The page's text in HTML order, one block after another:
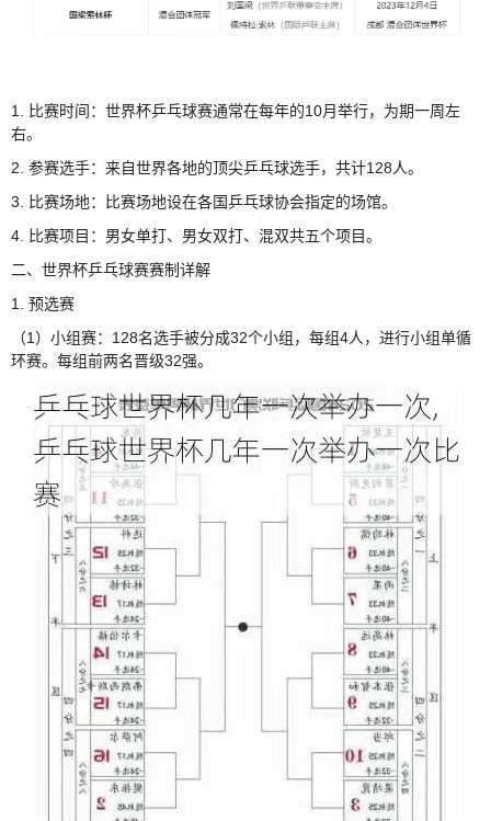
1. 比赛时间：世界杯乒乓球赛通常在每年的10月举行，为期一周左
右。
2. 参赛选手：来自世界各地的顶尖乒乓球选手，共计128人。
3. 比赛场地：比赛场地设在各国乒乓球协会指定的场馆。
4. 比赛项目：男女单打、男女双打、混双共五个项目。
二、世界杯乒乓球赛赛制详解
1. 预选赛
（1）小组赛：128名选手被分成32个小组，每组4人，进行小组单循
环赛。每组前两名晋级32强。